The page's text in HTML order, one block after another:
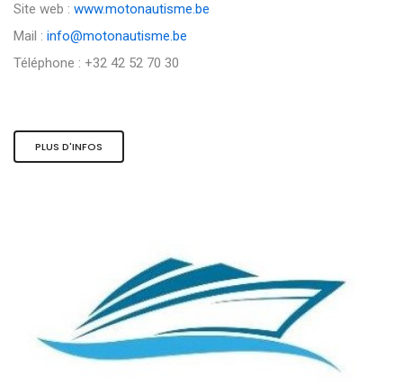
Site web : www.motonautisme.be
Mail : info@motonautisme.be
Téléphone : +32 42 52 70 30
PLUS D'INFOS